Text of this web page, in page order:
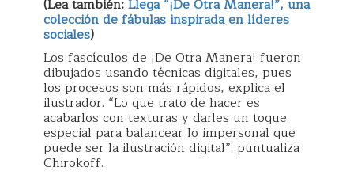
(Lea también:Llega “¡De Otra Manera!”, una
colección de fábulas inspirada en líderes
sociales)
Los fascículos de ¡De Otra Manera! fueron
dibujados usando técnicas digitales, pues
los procesos son más rápidos, explica el
ilustrador. “Lo que trato de hacer es
acabarlos con texturas y darles un toque
especial para balancear lo impersonal que
puede ser la ilustración digital”. puntualiza
Chirokoff.